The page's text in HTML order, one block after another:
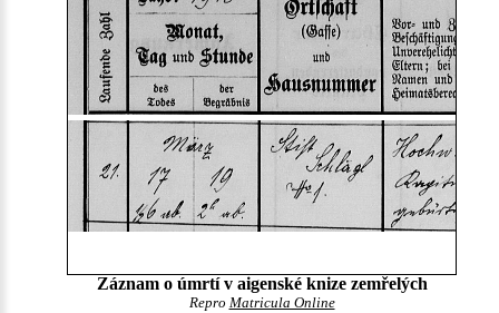
Záznam o úmrtí v aigenské knize zemřelých
Repro Matricula Online